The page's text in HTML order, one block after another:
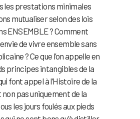
les prestations minimales
mutualiser selon des lois
ENSEMBLE ? Comment
de vivre ensemble sans
? Ce que l’on appelle en
principes intangibles de la
font appel à l’Histoire de la
pas uniquement de la
les jours foulés aux pieds